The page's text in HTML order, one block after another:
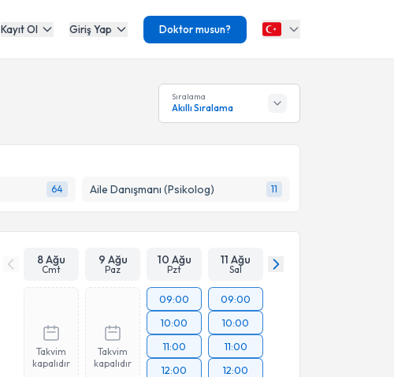
Kayıt Ol Giriş Yap Doktor musun?
Sıralama
Akıllı Sıralama
64 Aile Danışmanı (Psikolog) 11
8 Ağu
Cmt
9 Ağu
Paz
10 Ağu
Pzt
11 Ağu
Sal
Takvim
kapalıdır
Takvim
kapalıdır
09:00
10:00
11:00
12:00
09:00
10:00
11:00
12:00